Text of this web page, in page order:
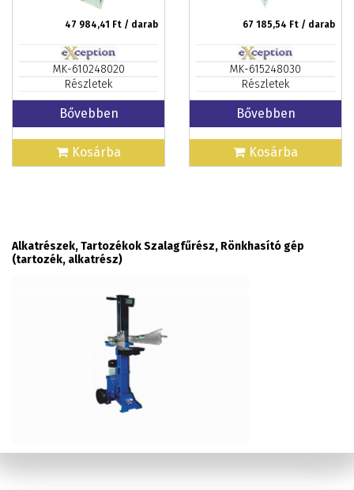
47 984,41 Ft / darab
MK-610248020
Részletek
Bővebben
Kosárba
67 185,54 Ft / darab
MK-615248030
Részletek
Bővebben
Kosárba
Alkatrészek, Tartozékok Szalagfűrész, Rönkhasító gép
(tartozék, alkatrész)